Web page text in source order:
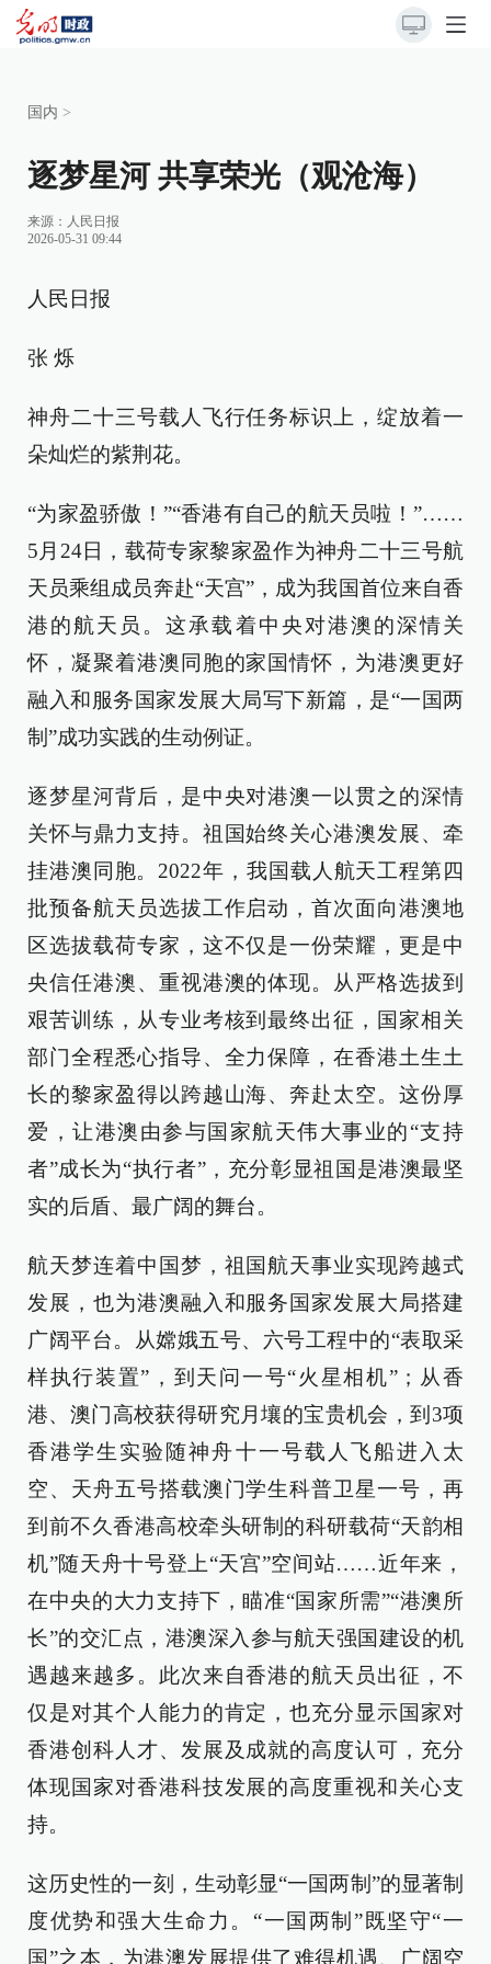
国内 >
逐梦星河 共享荣光（观沧海）
来源： 人民日报
2026-05-31 09:44
人民日报
张 烁
神舟二十三号载人飞行任务标识上，绽放着一
朵灿烂的紫荆花。
“为家盈骄傲！”“香港有自己的航天员啦！”……
5月24日，载荷专家黎家盈作为神舟二十三号航
天员乘组成员奔赴“天宫”，成为我国首位来自香
港的航天员。这承载着中央对港澳的深情关
怀，凝聚着港澳同胞的家国情怀，为港澳更好
融入和服务国家发展大局写下新篇，是“一国两
制”成功实践的生动例证。
逐梦星河背后，是中央对港澳一以贯之的深情
关怀与鼎力支持。祖国始终关心港澳发展、牵
挂港澳同胞。2022年，我国载人航天工程第四
批预备航天员选拔工作启动，首次面向港澳地
区选拔载荷专家，这不仅是一份荣耀，更是中
央信任港澳、重视港澳的体现。从严格选拔到
艰苦训练，从专业考核到最终出征，国家相关
部门全程悉心指导、全力保障，在香港土生土
长的黎家盈得以跨越山海、奔赴太空。这份厚
爱，让港澳由参与国家航天伟大事业的“支持
者”成长为“执行者”，充分彰显祖国是港澳最坚
实的后盾、最广阔的舞台。
航天梦连着中国梦，祖国航天事业实现跨越式
发展，也为港澳融入和服务国家发展大局搭建
广阔平台。从嫦娥五号、六号工程中的“表取采
样执行装置”，到天问一号“火星相机”；从香
港、澳门高校获得研究月壤的宝贵机会，到3项
香港学生实验随神舟十一号载人飞船进入太
空、天舟五号搭载澳门学生科普卫星一号，再
到前不久香港高校牵头研制的科研载荷“天韵相
机”随天舟十号登上“天宫”空间站……近年来，
在中央的大力支持下，瞄准“国家所需”“港澳所
长”的交汇点，港澳深入参与航天强国建设的机
遇越来越多。此次来自香港的航天员出征，不
仅是对其个人能力的肯定，也充分显示国家对
香港创科人才、发展及成就的高度认可，充分
体现国家对香港科技发展的高度重视和关心支
持。
这历史性的一刻，生动彰显“一国两制”的显著制
度优势和强大生命力。“一国两制”既坚守“一
国”之本，为港澳发展提供了难得机遇、广阔空